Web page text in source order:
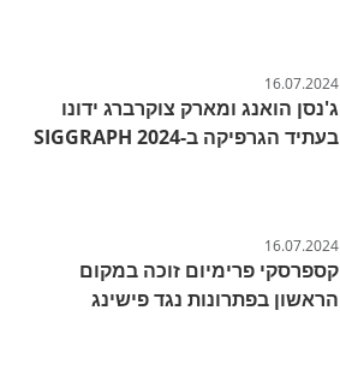
16.07.2024
ג'נסן הואנג ומארק צוקרברג ידונו
בעתיד הגרפיקה ב-SIGGRAPH 2024
16.07.2024
קספרסקי פרימיום זוכה במקום
הראשון בפתרונות נגד פישינג